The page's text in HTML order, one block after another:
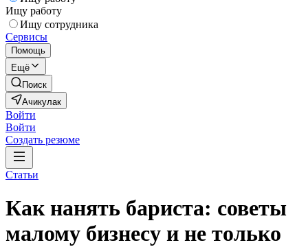
Ищу работу
Ищу сотрудника
Сервисы
Помощь
Ещё
Поиск
Ачикулак
Войти
Войти
Создать резюме
Статьи
Как нанять бариста: советы
малому бизнесу и не только